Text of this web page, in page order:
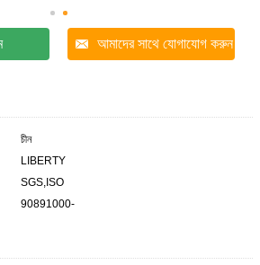
আমাদের সাথে যোগাযোগ করুন
চীন
LIBERTY
SGS,ISO
90891000-